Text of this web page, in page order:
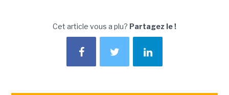
Cet article vous a plu? Partagez le !